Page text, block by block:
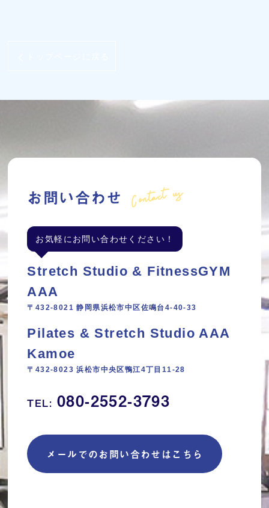
お問い合わせ Contact us
お気軽にお問い合わせください！
Stretch Studio & FitnessGYM
AAA
〒432-8021 静岡県浜松市中区佐鳴台4-40-33
Pilates & Stretch Studio AAA
Kamoe
〒432-8023 浜松市中央区鴨江4丁目11‐28
TEL: 080-2552-3793
メールでのお問い合わせはこちら